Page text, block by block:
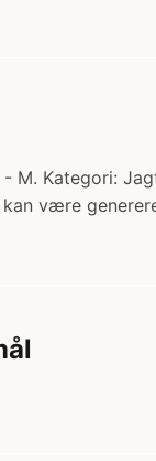
M. Kategori:
være